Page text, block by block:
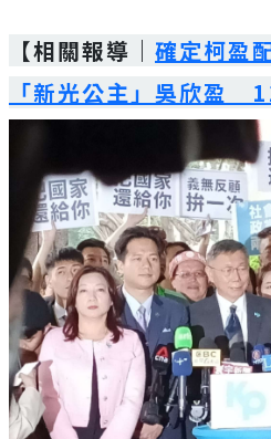
【相關報導｜ 確定柯盈
「新光公主」吳欣盈